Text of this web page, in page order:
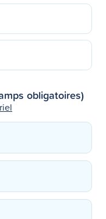
obligatoires)